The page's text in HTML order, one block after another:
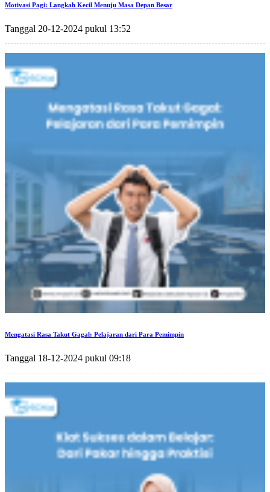
Motivasi Pagi: Langkah Kecil Menuju Masa Depan Besar
Tanggal 20-12-2024 pukul 13:52
Mengatasi Rasa Takut Gagal: Pelajaran dari Para Pemimpin
Tanggal 18-12-2024 pukul 09:18